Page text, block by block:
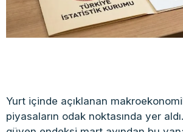
Yurt içinde açıklanan
piyasaların odak noktasında yer